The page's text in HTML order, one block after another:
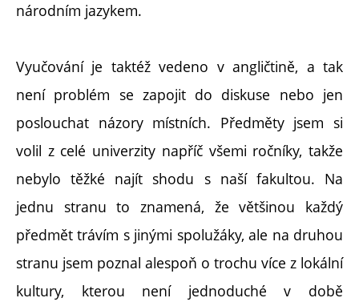
národním jazykem.
Vyučování je taktéž vedeno v angličtině, a tak
není problém se zapojit do diskuse nebo jen
poslouchat názory místních. Předměty jsem si
volil z celé univerzity napříč všemi ročníky, takže
nebylo těžké najít shodu s naší fakultou. Na
jednu stranu to znamená, že většinou každý
předmět trávím s jinými spolužáky, ale na druhou
stranu jsem poznal alespoň o trochu více z lokální
kultury, kterou není jednoduché v době